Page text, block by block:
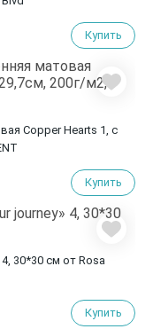
Купить
Copper Hearts 1, с
Купить
30*30 см от Rosa
Купить